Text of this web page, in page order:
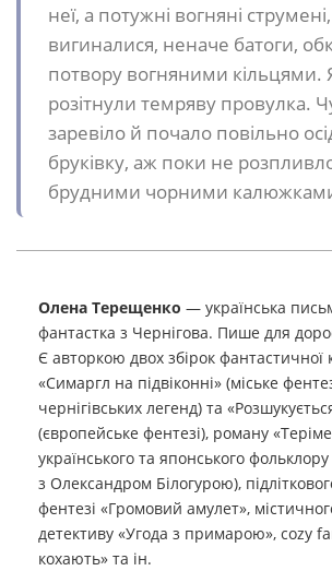
неї, а потужні вогняні
вигиналися, неначе батоги,
потвору вогняними кільцями.
розітнули темряву провулка.
заревіло й почало повільно
бруківку, аж поки не
брудними чорними
Олена Терещенко — українська
фантастка з Чернігова. Пише для
Є авторкою двох збірок фантастичної
«Симаргл на підвіконні» (міське
чернігівських легенд) та
(європейське фентезі), роману
українського та японського фольклору
з Олександром Білогурою),
фентезі «Громовий амулет»,
детективу «Угода з примарою», cozy
кохають» та ін.